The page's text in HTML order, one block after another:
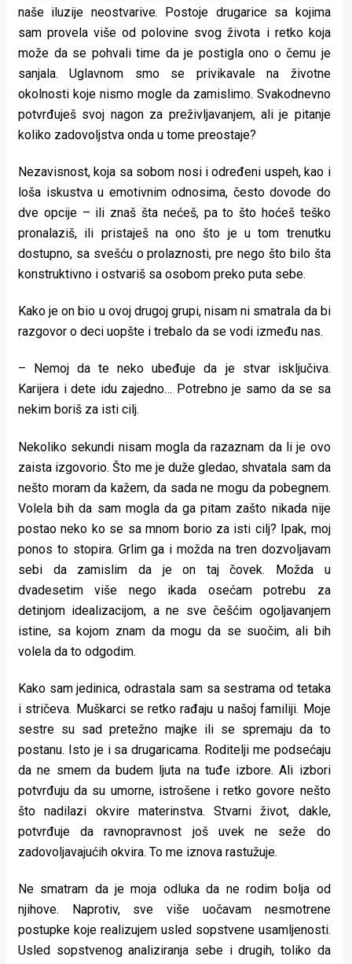
naše iluzije neostvarive. Postoje drugarice sa kojima
sam provela više od polovine svog života i retko koja
može da se pohvali time da je postigla ono o čemu je
sanjala. Uglavnom smo se privikavale na životne
okolnosti koje nismo mogle da zamislimo. Svakodnevno
potvrđuješ svoj nagon za preživljavanjem, ali je pitanje
koliko zadovoljstva onda u tome preostaje?
Nezavisnost, koja sa sobom nosi i određeni uspeh, kao i
loša iskustva u emotivnim odnosima, često dovode do
dve opcije – ili znaš šta nećeš, pa to što hoćeš teško
pronalaziš, ili pristaješ na ono što je u tom trenutku
dostupno, sa svešću o prolaznosti, pre nego što bilo šta
konstruktivno i ostvariš sa osobom preko puta sebe.
Kako je on bio u ovoj drugoj grupi, nisam ni smatrala da bi
razgovor o deci uopšte i trebalo da se vodi između nas.
– Nemoj da te neko ubeđuje da je stvar isključiva.
Karijera i dete idu zajedno… Potrebno je samo da se sa
nekim boriš za isti cilj.
Nekoliko sekundi nisam mogla da razaznam da li je ovo
zaista izgovorio. Što me je duže gledao, shvatala sam da
nešto moram da kažem, da sada ne mogu da pobegnem.
Volela bih da sam mogla da ga pitam zašto nikada nije
postao neko ko se sa mnom borio za isti cilj? Ipak, moj
ponos to stopira. Grlim ga i možda na tren dozvoljavam
sebi da zamislim da je on taj čovek. Možda u
dvadesetim više nego ikada osećam potrebu za
detinjom idealizacijom, a ne sve češćim ogoljavanjem
istine, sa kojom znam da mogu da se suočim, ali bih
volela da to odgodim.
Kako sam jedinica, odrastala sam sa sestrama od tetaka
i stričeva. Muškarci se retko rađaju u našoj familiji. Moje
sestre su sad pretežno majke ili se spremaju da to
postanu. Isto je i sa drugaricama. Roditelji me podsećaju
da ne smem da budem ljuta na tuđe izbore. Ali izbori
potvrđuju da su umorne, istrošene i retko govore nešto
što nadilazi okvire materinstva. Stvarni život, dakle,
potvrđuje da ravnopravnost još uvek ne seže do
zadovoljavajućih okvira. To me iznova rastužuje.
Ne smatram da je moja odluka da ne rodim bolja od
njihove. Naprotiv, sve više uočavam nesmotrene
postupke koje realizujem usled sopstvene usamljenosti.
Usled sopstvenog analiziranja sebe i drugih, toliko da